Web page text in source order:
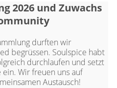
2026 und Zuwachs
durften wir
begrüssen. Soulspice habt
durchlaufen und setzt
ein. Wir freuen uns auf
Austausch!